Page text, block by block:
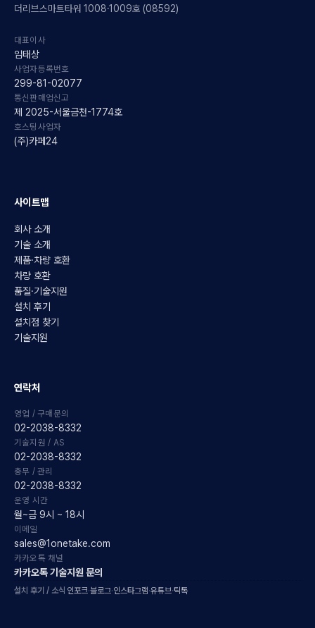
더리브스마트타워 1008·1009호 (08592)
대표이사
임태상
사업자등록번호
299-81-02077
통신판매업신고
제 2025-서울금천-1774호
호스팅사업자
(주)카페24
사이트맵
회사 소개
기술 소개
제품·차량 호환
차량 호환
품질·기술지원
설치 후기
설치점 찾기
기술지원
연락처
영업 / 구매문의
02-2038-8332
기술지원 / AS
02-2038-8332
총무 / 관리
02-2038-8332
운영 시간
월~금 9시 ~ 18시
이메일
sales@1onetake.com
카카오톡 채널
카카오톡 기술지원 문의
설치 후기 / 소식 인포크·블로그·인스타그램·유튜브·틱톡